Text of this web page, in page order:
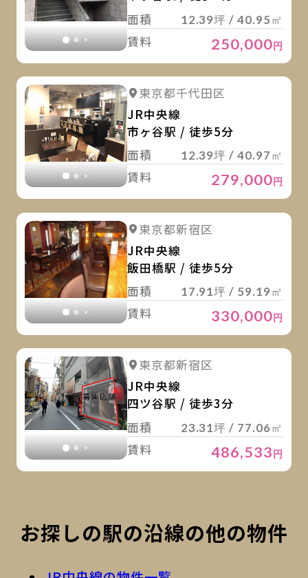
面積
12.39坪 / 40.95㎡
賃料 250,000円
詳細を見る
東京都千代田区
JR中央線
市ヶ谷駅 / 徒歩5分
面積
12.39坪 / 40.97㎡
賃料 279,000円
詳細を見る
東京都新宿区
JR中央線
飯田橋駅 / 徒歩5分
面積
17.91坪 / 59.19㎡
賃料 330,000円
詳細を見る
東京都新宿区
JR中央線
四ツ谷駅 / 徒歩3分
面積
23.31坪 / 77.06㎡
賃料 486,533円
お探しの駅の沿線の他の物件